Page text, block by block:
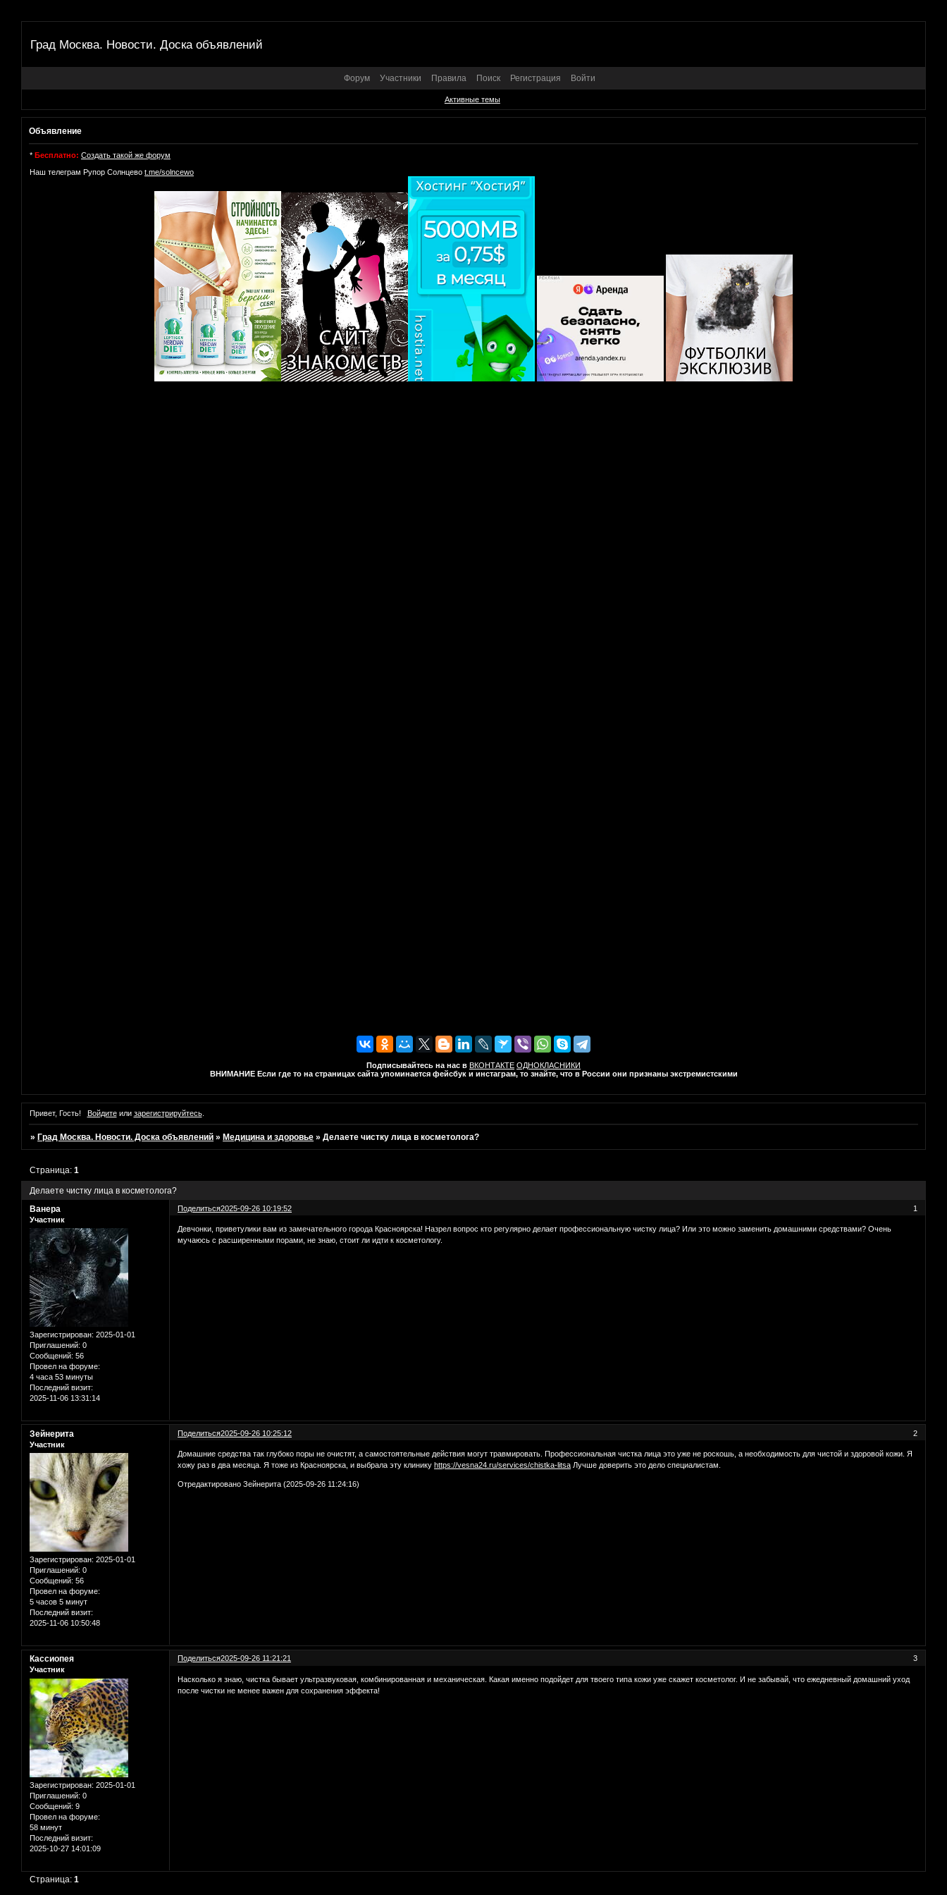
Град Москва. Новости. Доска объявлений
Форум Участники Правила Поиск Регистрация Войти
Активные темы
Объявление
* Бесплатно: Создать такой же форум
Наш телеграм Рупор Солнцево t.me/solncewo
Подписывайтесь на нас в ВКОНТАКТЕ ОДНОКЛАСНИКИ
ВНИМАНИЕ Если где то на страницах сайта упоминается фейсбук и инстаграм, то знайте, что в России они признаны экстремистскими
Привет, Гость! Войдитеили зарегистрируйтесь.
» Град Москва. Новости. Доска объявлений » Медицина и здоровье »Делаете чистку лица в косметолога?
Делаете чистку лица в косметолога?
Страница:1
Поделиться 1
2025-09-26 10:19:52
Ванера
Участник
Зарегистрирован: 2025-01-01
Приглашений: 0
Сообщений: 56
Провел на форуме:
4 часа 53 минуты
Последний визит:
2025-11-06 13:31:14
Девчонки, приветулики вам из замечательного города Красноярска! Назрел вопрос кто регулярно делает профессиональную чистку лица? Или это можно заменить домашними средствами? Очень
мучаюсь с расширенными порами, не знаю, стоит ли идти к косметологу.
Поделиться 2
2025-09-26 10:25:12
Зейнерита
Участник
Зарегистрирован: 2025-01-01
Приглашений: 0
Сообщений: 56
Провел на форуме:
5 часов 5 минут
Последний визит:
2025-11-06 10:50:48
Домашние средства так глубоко поры не очистят, а самостоятельные действия могут травмировать. Профессиональная чистка лица это уже не роскошь, а необходимость для чистой и здоровой кожи. Я
хожу раз в два месяца. Я тоже из Красноярска, и выбрала эту клинику https://vesna24.ru/services/chistka-litsa Лучше доверить это дело специалистам.
Отредактировано Зейнерита (2025-09-26 11:24:16)
Поделиться 3
2025-09-26 11:21:21
Кассиопея
Участник
Зарегистрирован: 2025-01-01
Приглашений: 0
Сообщений: 9
Провел на форуме:
58 минут
Последний визит:
2025-10-27 14:01:09
Насколько я знаю, чистка бывает ультразвуковая, комбинированная и механическая. Какая именно подойдет для твоего типа кожи уже скажет косметолог. И не забывай, что ежедневный домашний уход
после чистки не менее важен для сохранения эффекта!
Страница:1